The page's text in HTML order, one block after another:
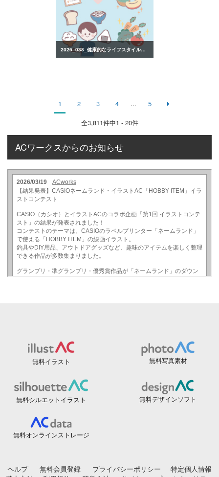
2026_038_健康的なライフスタイルのイラスト
1 2 3 4 ... 5
全3,811件中1 - 20件
ACワークスからのお知らせ
無料イラスト 無料写真素材
無料シルエットイラスト 無料デザインソフト
無料オンラインストレージ
ヘルプ 無料会員登録 プライバシーポリシー
特定個人情報